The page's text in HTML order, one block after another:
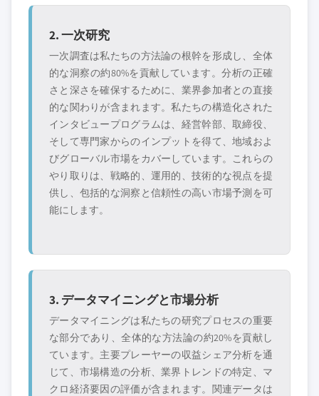
2. 一次研究
一次調査は私たちの方法論の根幹を形成し、全体
的な洞察の約80%を貢献しています。分析の正確
さと深さを確保するために、業界参加者との直接
的な関わりが含まれます。私たちの構造化された
インタビュープログラムは、経営幹部、取締役、
そして専門家からのインプットを得て、地域およ
びグローバル市場をカバーしています。これらの
やり取りは、戦略的、運用的、技術的な視点を提
供し、包括的な洞察と信頼性の高い市場予測を可
能にします。
3. データマイニングと市場分析
データマイニングは私たちの研究プロセスの重要
な部分であり、全体的な方法論の約20%を貢献し
ています。主要プレーヤーの収益シェア分析を通
じて、市場構造の分析、業界トレンドの特定、マ
クロ経済要因の評価が含まれます。関連データは